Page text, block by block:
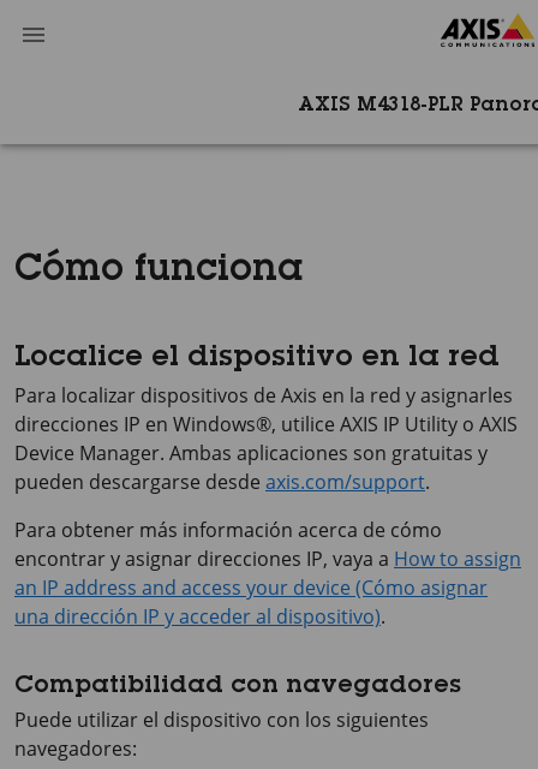
AXIS M4318-PLR
Cómo funciona
Localice el dispositivo en la red
Para localizar dispositivos de Axis en la red y asignarles
direcciones IP en Windows®, utilice AXIS IP Utility o AXIS
Device Manager. Ambas aplicaciones son gratuitas y
pueden descargarse desde axis.com/support.
Para obtener más información acerca de cómo
encontrar y asignar direcciones IP, vaya a How to assign
an IP address and access your device (Cómo asignar
una dirección IP y acceder al dispositivo).
Compatibilidad con navegadores
Puede utilizar el dispositivo con los siguientes
navegadores: